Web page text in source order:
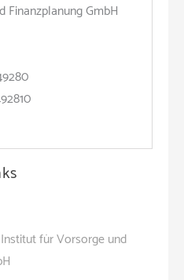
GmbH
für Vorsorge und